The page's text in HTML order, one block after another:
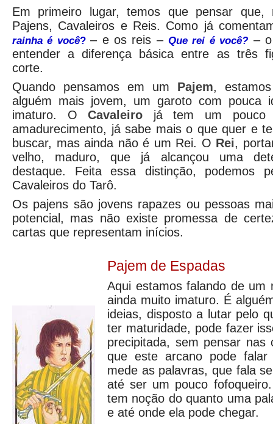
Em primeiro lugar, temos que pensar que,
Pajens, Cavaleiros e Reis. Como já
rainha é você?– e os reis – Que rei é você? –
entender a diferença básica entre as três
corte.
Quando pensamos em um Pajem,
alguém mais jovem, um garoto com pouca
imaturo. OCavaleiro já tem um pouco
amadurecimento, já sabe mais o que quer e
buscar, mas ainda não é um Rei. O Rei,
velho, maduro, que já alcançou uma
destaque. Feita essa distinção, podemos
Cavaleiros do Tarô.
Os pajens são jovens rapazes ou pessoas
potencial, mas não existe promessa de
cartas que representam inícios.
Pajem de Espadas
Aqui estamos falando de um
ainda muito imaturo. É
ideias, disposto a lutar pelo
ter maturidade, pode fazer
precipitada, sem pensar nas
que este arcano pode
mede as palavras, que fala
até ser um pouco
tem noção do quanto uma
e até onde ela pode chegar.